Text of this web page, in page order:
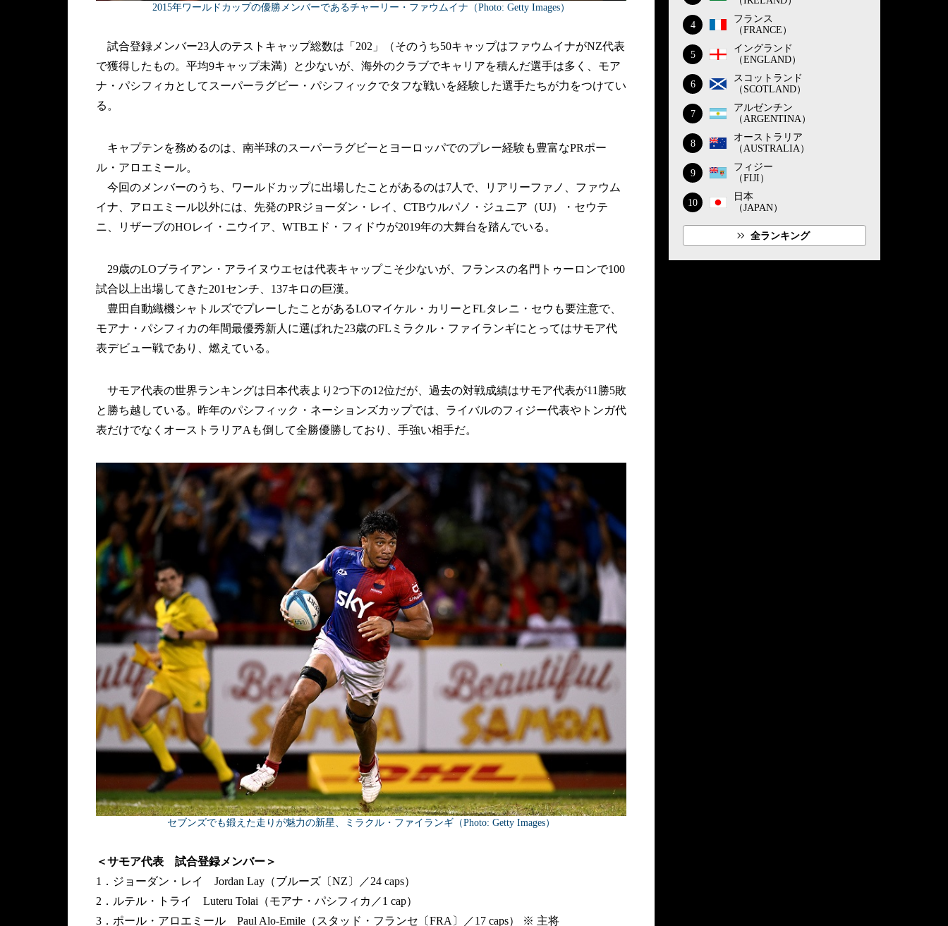
2015年ワールドカップの優勝メンバーであるチャーリー・ファウムイナ（Photo: Getty Images）
試合登録メンバー23人のテストキャップ総数は「202」（そのうち50キャップはファウムイナがNZ代表
で獲得したもの。平均9キャップ未満）と少ないが、海外のクラブでキャリアを積んだ選手は多く、モア
ナ・パシフィカとしてスーパーラグビー・パシフィックでタフな戦いを経験した選手たちが力をつけてい
る。
キャプテンを務めるのは、南半球のスーパーラグビーとヨーロッパでのプレー経験も豊富なPRポー
ル・アロエミール。
今回のメンバーのうち、ワールドカップに出場したことがあるのは7人で、リアリーファノ、ファウム
イナ、アロエミール以外には、先発のPRジョーダン・レイ、CTBウルパノ・ジュニア（UJ）・セウテ
ニ、リザーブのHOレイ・ニウイア、WTBエド・フィドウが2019年の大舞台を踏んでいる。
29歳のLOブライアン・アライヌウエセは代表キャップこそ少ないが、フランスの名門トゥーロンで100
試合以上出場してきた201センチ、137キロの巨漢。
豊田自動織機シャトルズでプレーしたことがあるLOマイケル・カリーとFLタレニ・セウも要注意で、
モアナ・パシフィカの年間最優秀新人に選ばれた23歳のFLミラクル・ファイランギにとってはサモア代
表デビュー戦であり、燃えている。
サモア代表の世界ランキングは日本代表より2つ下の12位だが、過去の対戦成績はサモア代表が11勝5敗
と勝ち越している。昨年のパシフィック・ネーションズカップでは、ライバルのフィジー代表やトンガ代
表だけでなくオーストラリアAも倒して全勝優勝しており、手強い相手だ。
セブンズでも鍛えた走りが魅力の新星、ミラクル・ファイランギ（Photo: Getty Images）
＜サモア代表 試合登録メンバー＞
1．ジョーダン・レイ Jordan Lay（ブルーズ〔NZ〕／24 caps）
2．ルテル・トライ Luteru Tolai（モアナ・パシフィカ／1 cap）
3．ポール・アロエミール Paul Alo-Emile（スタッド・フランセ〔FRA〕／17 caps） ※ 主将
4
フランス
（FRANCE）
5
イングランド
（ENGLAND）
6
スコットランド
（SCOTLAND）
7
アルゼンチン
（ARGENTINA）
8
オーストラリア
（AUSTRALIA）
9
フィジー
（FIJI）
10
日本
（JAPAN）
全ランキング